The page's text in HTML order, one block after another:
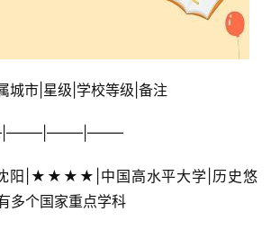
城市|星级|学校等级|备注
多个国家重点学科